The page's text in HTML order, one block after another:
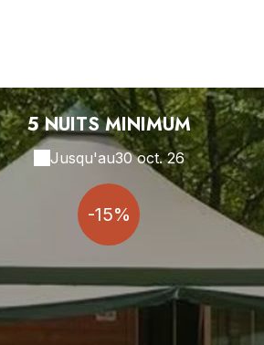
5 NUITS MINIMUM
Jusqu'au30 oct. 26
-15%